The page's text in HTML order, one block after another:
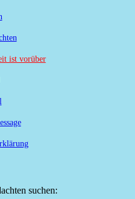
ist vorüber
suchen: